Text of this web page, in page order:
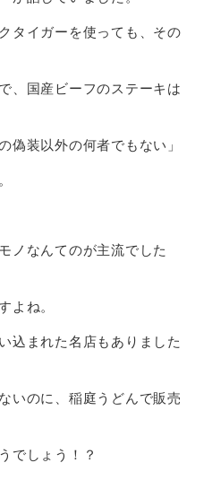
タイガーを使っても、その
、国産ビーフのステーキは
偽装以外の何者でもない」
ノなんてのが主流でした
よね。
込まれた名店もありました
いのに、稲庭うどんで販売
でしょう！？